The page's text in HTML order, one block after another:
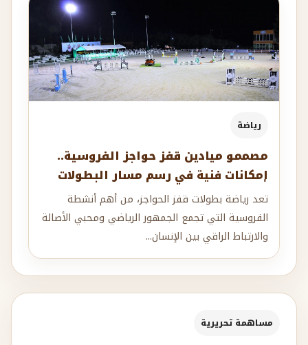
رياضة
مصممو ميادين قفز حواجز الفروسية..
إمكانات فنية في رسم مسار البطولات
تعد رياضة بطولات قفز الحواجز، من أهم أنشطة
الفروسية التي تجمع الجمهور الرياضي ومحبي الأصالة
والارتباط الراقي بين الإنسان...
مساهمة تحريرية